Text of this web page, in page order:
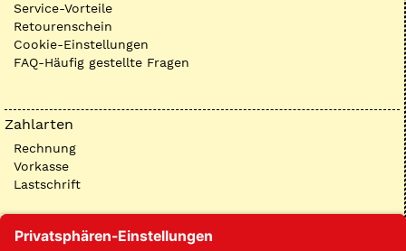
Service-Vorteile
Retourenschein
Cookie-Einstellungen
FAQ-Häufig gestellte Fragen
Zahlarten
Rechnung
Vorkasse
Lastschrift